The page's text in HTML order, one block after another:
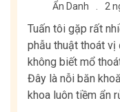
Ẩn Danh 2
Tuấn tôi gặp rất
phẫu thuật thoát vị
không biết mổ
Đây là nỗi băn
khoa luôn tiềm ẩn